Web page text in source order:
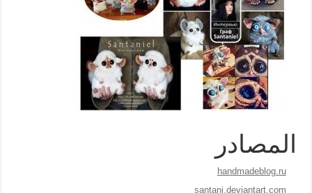
المصادر
handmadeblog.ru
santani.deviantart.com